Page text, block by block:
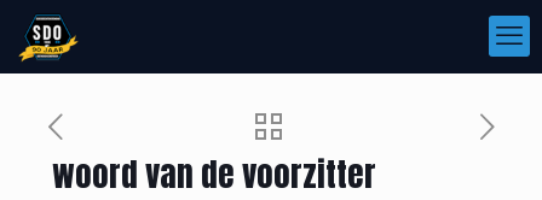
woord van de voorzitter